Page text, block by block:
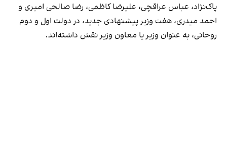
پاک‌نژاد، عباس عراقچی، علیرضا کاظمی، رضا صالحی امیری و
احمد میدری، هفت وزیر پیشنهادی جدید، در دولت اول و دوم
روحانی، به عنوان وزیر یا معاون وزیر نقش داشته‌اند.